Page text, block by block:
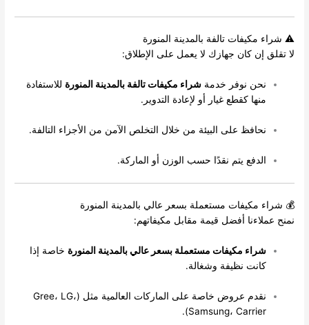
⚠️ شراء مكيفات تالفة بالمدينة المنورة
لا تقلق إن كان جهازك لا يعمل على الإطلاق:
نحن نوفر خدمةشراء مكيفات تالفة بالمدينة المنورة للاستفادة
منها كقطع غيار أو لإعادة التدوير.
نحافظ على البيئة من خلال التخلص الآمن من الأجزاء التالفة.
الدفع يتم نقدًا حسب الوزن أو الماركة.
💰 شراء مكيفات مستعملة بسعر عالي بالمدينة المنورة
نمنح عملاءنا أفضل قيمة مقابل مكيفاتهم:
شراء مكيفات مستعملة بسعر عالي بالمدينة المنورة خاصة إذا
كانت نظيفة وشغالة.
نقدم عروض خاصة على الماركات العالمية مثل (Gree، LG،
Samsung، Carrier).